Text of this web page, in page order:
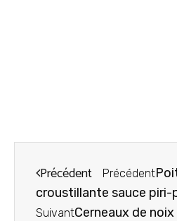
Précédent Précédent
croustillante sauce piri-
SuivantCerneaux de